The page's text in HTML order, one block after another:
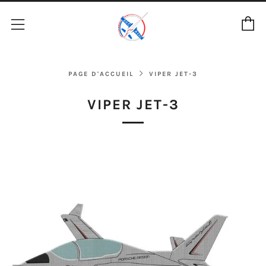
Menu
PAGE D'ACCUEIL VIPER JET-3
VIPER JET-3